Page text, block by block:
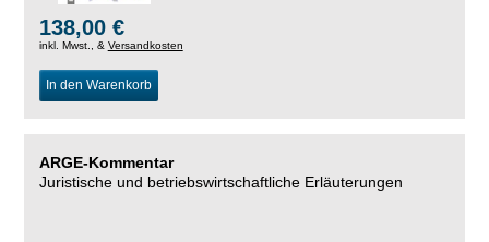
138,00 €
inkl. Mwst., & Versandkosten
In den Warenkorb
ARGE-Kommentar
Juristische und betriebswirtschaftliche Erläuterungen